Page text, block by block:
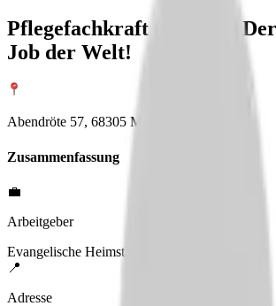
Pflegefachkraft (m/w/d) -
Job der Welt!
Abendröte 57, 68305 Mannheim
Zusammenfassung
💼
Arbeitgeber
Evangelische Heimstiftung Zinzendorfhaus
📍
Adresse